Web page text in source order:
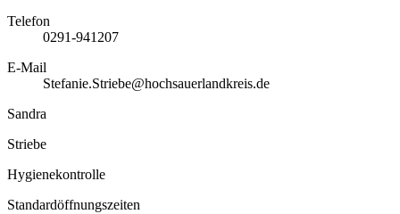
Telefon
0291-941207
E-Mail
Stefanie.Striebe@hochsauerlandkreis.de
Sandra
Striebe
Hygienekontrolle
Standardöffnungszeiten